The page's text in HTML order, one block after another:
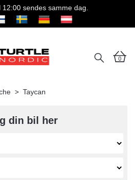
sendes samme dag.
0
Taycan
din bil her